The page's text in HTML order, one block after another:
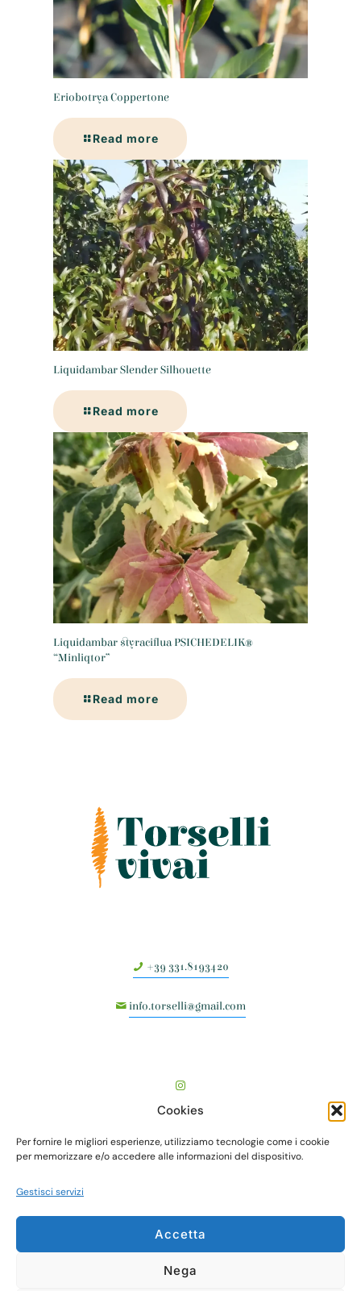
Cookies
Per fornire le migliori esperienze, utilizziamo tecnologie come i cookie
per memorizzare e/o accedere alle informazioni del dispositivo.
Gestisci servizi
Accetta
Nega
Eriobotrya Coppertone
Read more
Liquidambar Slender Silhouette
Read more
Liquidambar styraciflua PSICHEDELIK®
“Minliqtor”
Read more
+39 331.8193420
info.torselli@gmail.com
TORSELLI VIVAI società agricola semplice - Via Vecchia
Fiorentina, I° tr., n. 505 - Località Valenzatico - 51039